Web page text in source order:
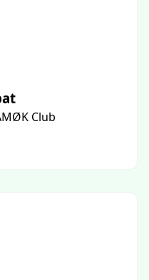
Club